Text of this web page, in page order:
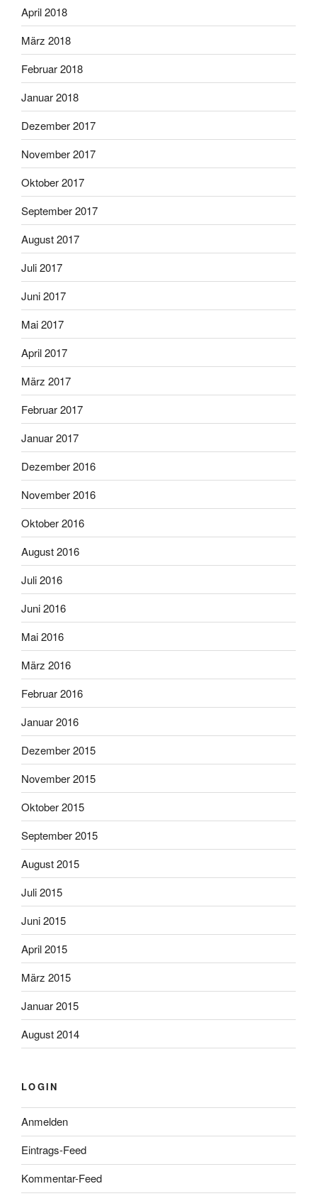
April 2018
März 2018
Februar 2018
Januar 2018
Dezember 2017
November 2017
Oktober 2017
September 2017
August 2017
Juli 2017
Juni 2017
Mai 2017
April 2017
März 2017
Februar 2017
Januar 2017
Dezember 2016
November 2016
Oktober 2016
August 2016
Juli 2016
Juni 2016
Mai 2016
März 2016
Februar 2016
Januar 2016
Dezember 2015
November 2015
Oktober 2015
September 2015
August 2015
Juli 2015
Juni 2015
April 2015
März 2015
Januar 2015
August 2014
LOGIN
Anmelden
Eintrags-Feed
Kommentar-Feed